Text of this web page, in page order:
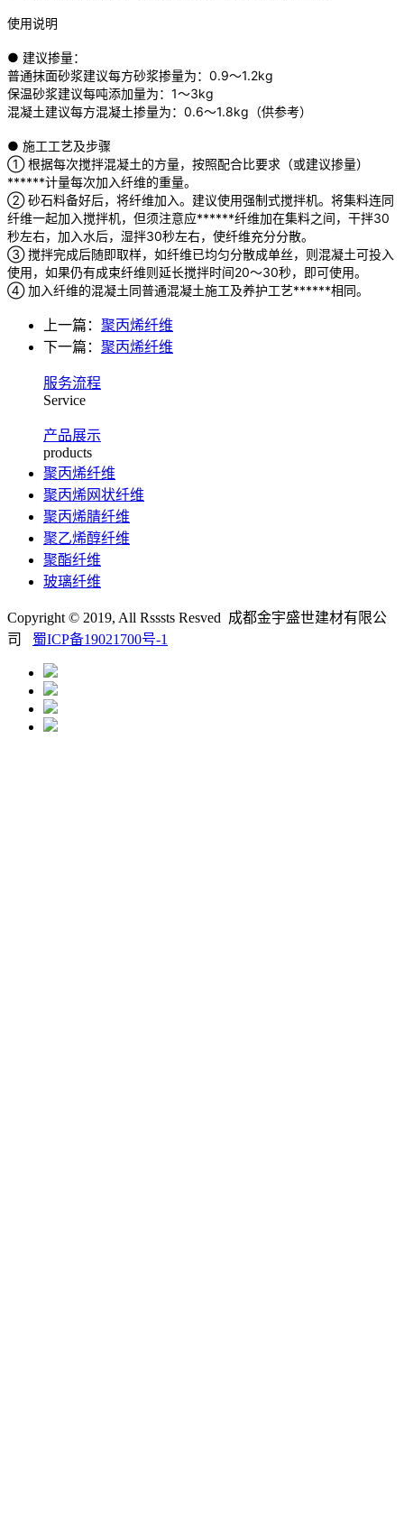
使用说明
● 建议掺量：
普通抹面砂浆建议每方砂浆掺量为：0.9～1.2kg
保温砂浆建议每吨添加量为：1～3kg
混凝土建议每方混凝土掺量为：0.6～1.8kg（供参考）
● 施工工艺及步骤
① 根据每次搅拌混凝土的方量，按照配合比要求（或建议掺量）
******计量每次加入纤维的重量。
② 砂石料备好后，将纤维加入。建议使用强制式搅拌机。将集料连同
纤维一起加入搅拌机，但须注意应******纤维加在集料之间，干拌30
秒左右，加入水后，湿拌30秒左右，使纤维充分分散。
③ 搅拌完成后随即取样，如纤维已均匀分散成单丝，则混凝土可投入
使用，如果仍有成束纤维则延长搅拌时间20～30秒，即可使用。
④ 加入纤维的混凝土同普通混凝土施工及养护工艺******相同。
上一篇： 聚丙烯纤维
下一篇： 聚丙烯纤维
服务流程
Service
产品展示
products
聚丙烯纤维
聚丙烯网状纤维
聚丙烯腈纤维
聚乙烯醇纤维
聚酯纤维
玻璃纤维
Copyright © 2019, All Rsssts Resved 成都金宇盛世建材有限公
司 蜀ICP备19021700号-1